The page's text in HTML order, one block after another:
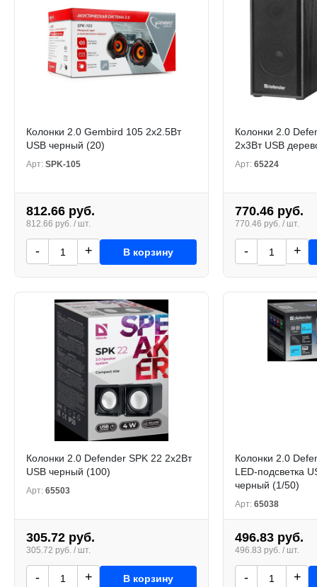
Колонки 2.0 Gembird 105 2x2.5Вт
USB черный (20)
Арт: SPK-105
812.66 руб.
812.66 руб. / шт.
- + В корзину
Колонки 2.0
2x3Вт USB
Арт: 65224
770.46 руб.
770.46 руб. / шт.
- +
Колонки 2.0 Defender SPK 22 2x2Вт
USB черный (100)
Арт: 65503
305.72 руб.
305.72 руб. / шт.
- + В корзину
Колонки 2.0
LED-подсветка
черный (1/50)
Арт: 65038
496.83 руб.
496.83 руб. / шт.
- +